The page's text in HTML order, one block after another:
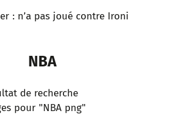
: n’a pas joué contre Ironi
NBA